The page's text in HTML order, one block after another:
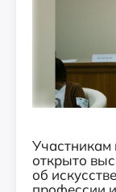
Участникам
открыто
об